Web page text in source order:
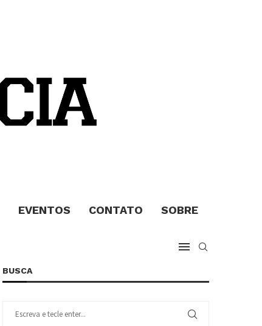
EVENTOS CONTATO SOBRE
BUSCA